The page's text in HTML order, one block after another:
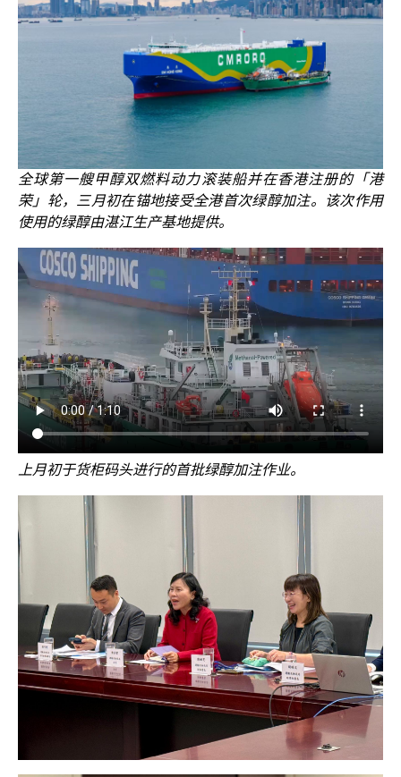
全球第一艘甲醇双燃料动力滚装船并在香港注册的「港
荣」轮，三月初在锚地接受全港首次绿醇加注。该次作用
使用的绿醇由湛江生产基地提供。
上月初于货柜码头进行的首批绿醇加注作业。